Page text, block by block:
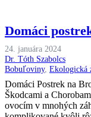
Domáci
24. januára 2024
Dr. Tóth Szabolcs
Bobuľoviny, Ekologická
Domáci Postrek na
Škodcami a
ovocím v mnohých